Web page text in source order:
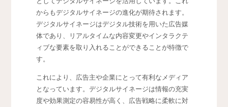
からもデジタルサイネージの進化が期待されます。
デジタルサイネージはデジタル技術を用いた広告媒
体であり、リアルタイムな内容変更やインタラクテ
ィブな要素を取り入れることができることが特徴で
す。
これにより、広告主や企業にとって有利なメディア
となっています。デジタルサイネージは情報の充実
度や効果測定の容易性が高く、広告戦略に柔軟に対